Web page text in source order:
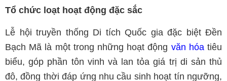
Tổ chức loạt hoạt động đặc sắc
Lễ hội truyền thống Di tích Quốc gia đặc biệt Đền
Bạch Mã là một trong những hoạt động văn hóatiêu
biểu, góp phần tôn vinh và lan tỏa giá trị di sản thủ
đô, đồng thời đáp ứng nhu cầu sinh hoạt tín ngưỡng,